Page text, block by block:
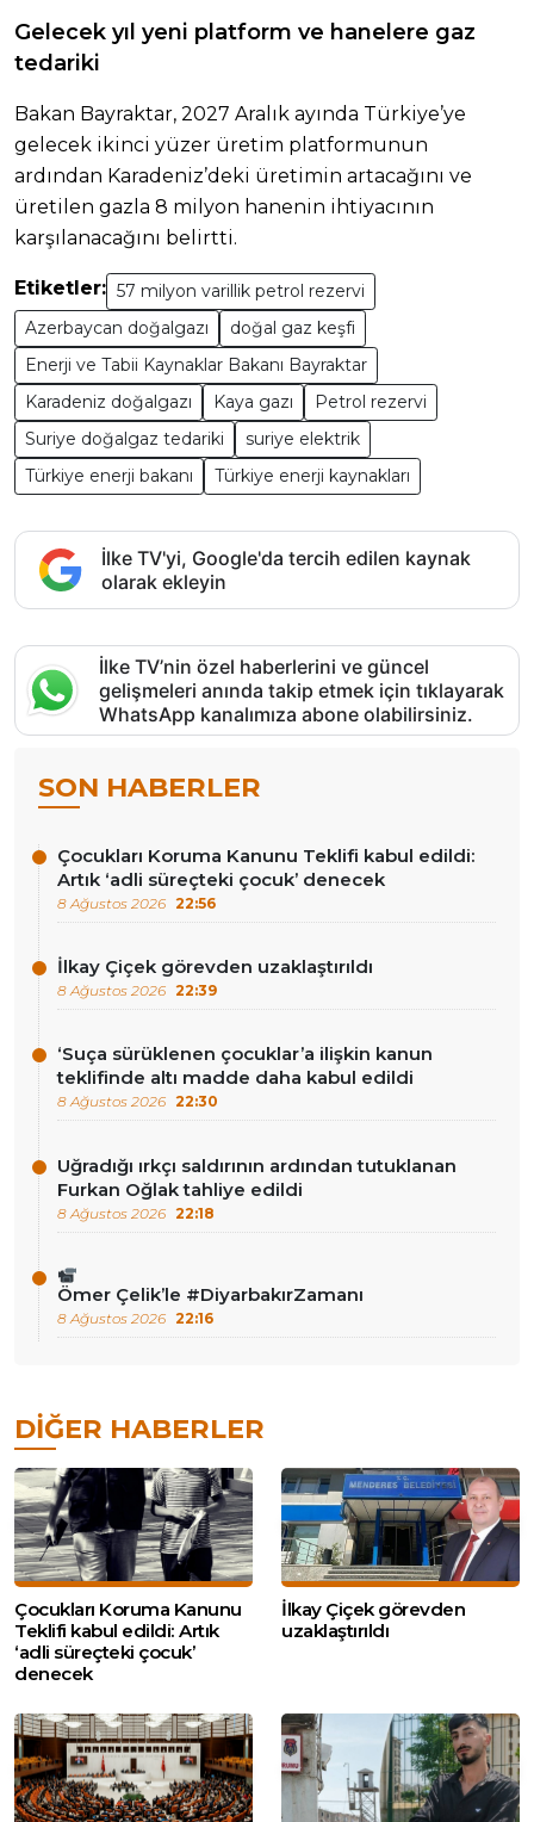
Gelecek yıl yeni platform ve hanelere gaz
tedariki
Bakan Bayraktar, 2027 Aralık ayında Türkiye’ye
gelecek ikinci yüzer üretim platformunun
ardından Karadeniz’deki üretimin artacağını ve
üretilen gazla 8 milyon hanenin ihtiyacının
karşılanacağını belirtti.
Etiketler: 57 milyon varillik petrol rezervi
Azerbaycan doğalgazı
doğal gaz keşfi
Enerji ve Tabii Kaynaklar Bakanı Bayraktar
Karadeniz doğalgazı
Kaya gazı
Petrol rezervi
Suriye doğalgaz tedariki
suriye elektrik
Türkiye enerji bakanı
Türkiye enerji kaynakları
İlke TV'yi, Google'da tercih edilen kaynak
olarak ekleyin
İlke TV’nin özel haberlerini ve güncel
gelişmeleri anında takip etmek için tıklayarak
WhatsApp kanalımıza abone olabilirsiniz.
SON HABERLER
Çocukları Koruma Kanunu Teklifi kabul edildi:
Artık ‘adli süreçteki çocuk’ denecek
8 Ağustos 2026 22:56
İlkay Çiçek görevden uzaklaştırıldı
8 Ağustos 2026 22:39
‘Suça sürüklenen çocuklar’a ilişkin kanun
teklifinde altı madde daha kabul edildi
8 Ağustos 2026 22:30
Uğradığı ırkçı saldırının ardından tutuklanan
Furkan Oğlak tahliye edildi
8 Ağustos 2026 22:18
Ömer Çelik’le #DiyarbakırZamanı
8 Ağustos 2026 22:16
DIĞER HABERLER
Çocukları Koruma Kanunu
Teklifi kabul edildi: Artık
‘adli süreçteki çocuk’
denecek
İlkay Çiçek görevden
uzaklaştırıldı